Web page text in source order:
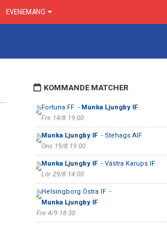
EVENEMANG
KOMMANDE MATCHER
Fortuna FF - Munka Ljungby IF
Fre 14/8 19:00
Munka Ljungby IF - Stehags AIF
Ons 19/8 19:00
Munka Ljungby IF - Västra Karups IF
Lör 29/8 14:00
Helsingborg Östra IF -
Munka Ljungby IF
Fre 4/9 18:30